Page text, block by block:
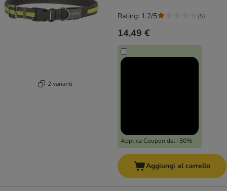
2 varianti
14,49 €
Applica Coupon del -50%
Rating: 1.2/5 (5)
Aggiungi al carrello